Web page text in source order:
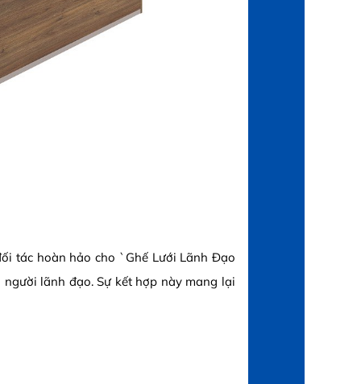
tác hoàn hảo cho `Ghế Lưới Lãnh Đạo
lãnh đạo. Sự kết hợp này mang lại